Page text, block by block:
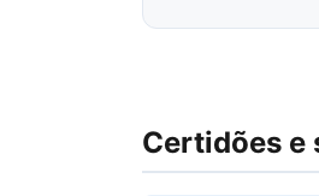
Certidões e